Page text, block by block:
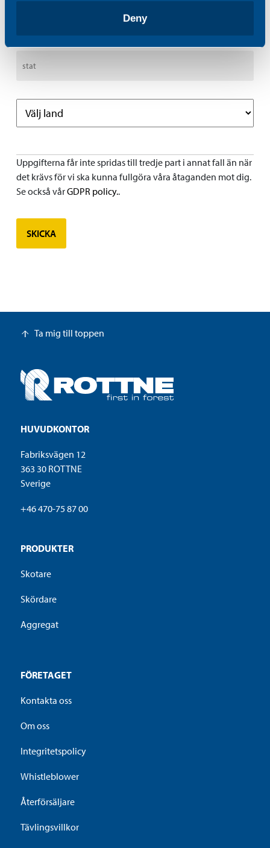
Deny
Uppgifterna får inte spridas till tredje part i annat fall än när
det krävs för vi ska kunna fullgöra våra åtaganden mot dig.
Se också vårGDPR policy..
arrow_upward Ta mig till toppen
HUVUDKONTOR
Fabriksvägen 12
363 30 ROTTNE
Sverige
+46 470-75 87 00
PRODUKTER
Skotare
Skördare
Aggregat
FÖRETAGET
Kontakta oss
Om oss
Integritetspolicy
Whistleblower
Återförsäljare
Tävlingsvillkor